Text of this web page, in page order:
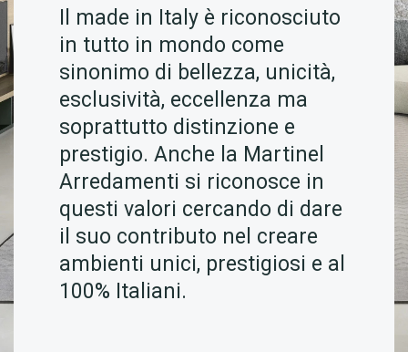
Il made in Italy è riconosciuto
in tutto in mondo come
sinonimo di bellezza, unicità,
esclusività, eccellenza ma
soprattutto distinzione e
prestigio. Anche la Martinel
Arredamenti si riconosce in
questi valori cercando di dare
il suo contributo nel creare
ambienti unici, prestigiosi e al
100% Italiani.